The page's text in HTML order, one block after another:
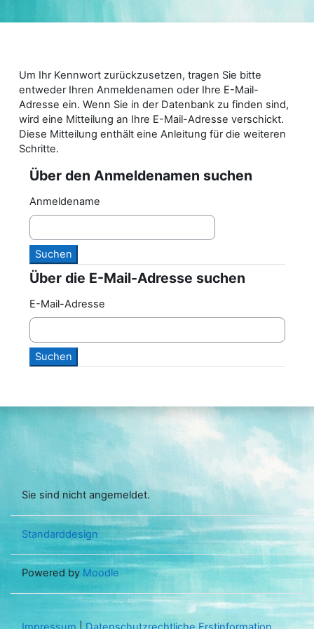
Um Ihr Kennwort zurückzusetzen, tragen Sie bitte
entweder Ihren Anmeldenamen oder Ihre E-Mail-
Adresse ein. Wenn Sie in der Datenbank zu finden sind,
wird eine Mitteilung an Ihre E-Mail-Adresse verschickt.
Diese Mitteilung enthält eine Anleitung für die weiteren
Schritte.
Über den Anmeldenamen suchen
Über den Anmeldenamen suchen
Anmeldename
Über die E-Mail-Adresse suchen
Über die E-Mail-Adresse suchen
E-Mail-Adresse
Sie sind nicht angemeldet.
Standarddesign
Powered by Moodle